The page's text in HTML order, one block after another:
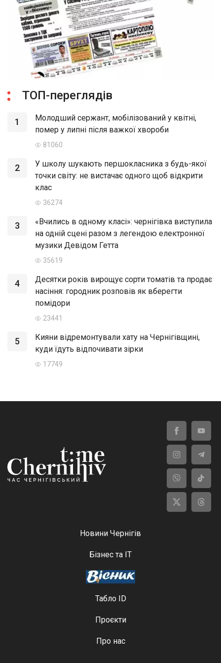
ТОП-переглядів
1
Молодший сержант, мобілізований у квітні,
помер у липні після важкої хвороби
81060
2
У школу шукають першокласника з будь-якої
точки світу: не вистачає одного щоб відкрити
клас
36274
3
«Вчились в одному класі»: чернігівка виступила
на одній сцені разом з легендою електронної
музики Девідом Гетта
35619
4
Десятки років вирощує сорти томатів та продає
насіння: городник розповів як вберегти
помідори
23441
5
Кияни відремонтували хату на Чернігівщині,
куди їдуть відпочивати зірки
17749
Новини Чернігів
Бізнес та ІТ
Табло ID
Проєкти
Про нас